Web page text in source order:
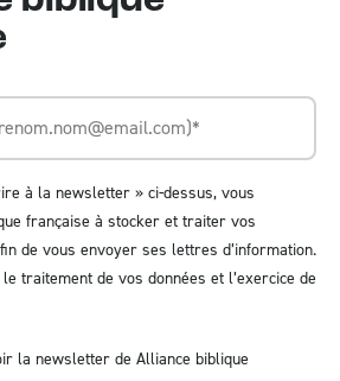
à la newsletter » ci-dessus, vous
française à stocker et traiter vos
de vous envoyer ses lettres d’information.
traitement de vos données et l’exercice de
la newsletter de Alliance biblique